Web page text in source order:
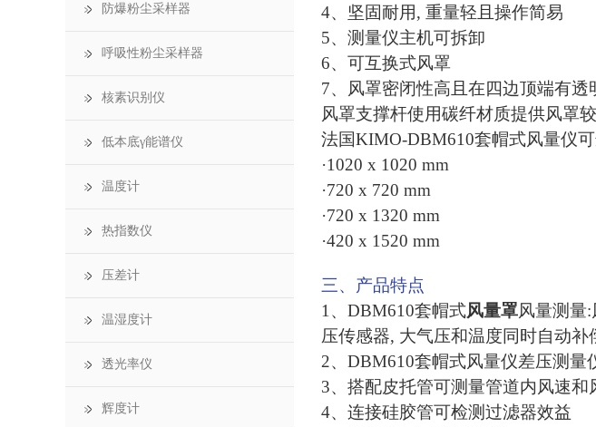
4、坚固耐用, 重量轻且操作简易
5、测量仪主机可拆卸
6、可互换式风罩
7、风罩密闭性高且在四边顶端有透
风罩支撑杆使用碳纤材质提供风罩较
法国KIMO-DBM610套帽式风量仪
·1020 x 1020 mm
·720 x 720 mm
·720 x 1320 mm
·420 x 1520 mm
三、产品特点
1、DBM610套帽式风量罩风量测量
压传感器, 大气压和温度同时自动补
2、DBM610套帽式风量仪差压测量
3、搭配皮托管可测量管道内风速和
4、连接硅胶管可检测过滤器效益
防爆粉尘采样器
呼吸性粉尘采样器
核素识别仪
低本底γ能谱仪
温度计
热指数仪
压差计
温湿度计
透光率仪
辉度计